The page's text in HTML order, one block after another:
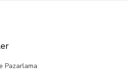
Pazarlama